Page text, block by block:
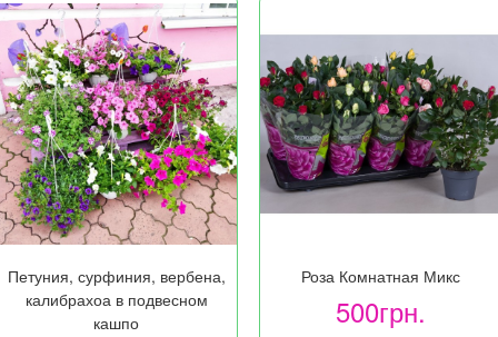
Петуния, сурфиния, вербена,
калибрахоа в подвесном
кашпо
Роза Комнатная Микс
500грн.